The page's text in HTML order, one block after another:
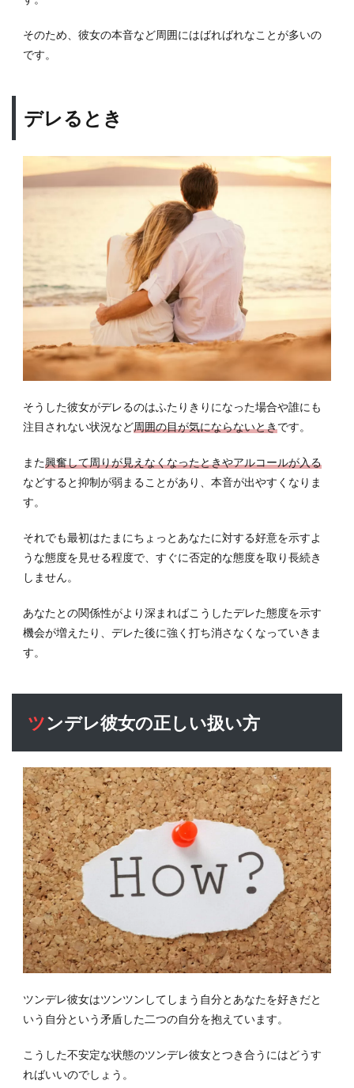
そのため、彼女の本音など周囲にはばればれなことが多いの
です。
デレるとき
そうした彼女がデレるのはふたりきりになった場合や誰にも
注目されない状況など周囲の目が気にならないときです。
また興奮して周りが見えなくなったときやアルコールが入る
などすると抑制が弱まることがあり、本音が出やすくなりま
す。
それでも最初はたまにちょっとあなたに対する好意を示すよ
うな態度を見せる程度で、すぐに否定的な態度を取り長続き
しません。
あなたとの関係性がより深まればこうしたデレた態度を示す
機会が増えたり、デレた後に強く打ち消さなくなっていきま
す。
ツンデレ彼女の正しい扱い方
ツンデレ彼女はツンツンしてしまう自分とあなたを好きだと
いう自分という矛盾した二つの自分を抱えています。
こうした不安定な状態のツンデレ彼女とつき合うにはどうす
ればいいのでしょう。